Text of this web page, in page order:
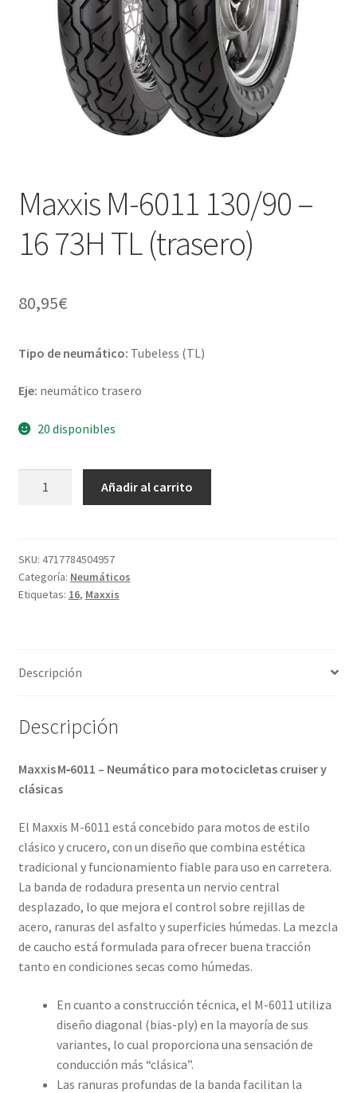
Maxxis M-6011 130/90 –
16 73H TL (trasero)
80,95€
Tipo de neumático: Tubeless (TL)
Eje: neumático trasero
20 disponibles
-
16
73H
Añadir al carrito
SKU: 4717784504957
Categoría: Neumáticos
Etiquetas: 16, Maxxis
Descripción
Descripción
Maxxis M‑6011 – Neumático para motocicletas cruiser y
clásicas
El Maxxis M-6011 está concebido para motos de estilo
clásico y crucero, con un diseño que combina estética
tradicional y funcionamiento fiable para uso en carretera.
La banda de rodadura presenta un nervio central
desplazado, lo que mejora el control sobre rejillas de
acero, ranuras del asfalto y superficies húmedas. La mezcla
de caucho está formulada para ofrecer buena tracción
tanto en condiciones secas como húmedas.
En cuanto a construcción técnica, el M-6011 utiliza
diseño diagonal (bias-ply) en la mayoría de sus
variantes, lo cual proporciona una sensación de
conducción más “clásica”.
Las ranuras profundas de la banda facilitan la